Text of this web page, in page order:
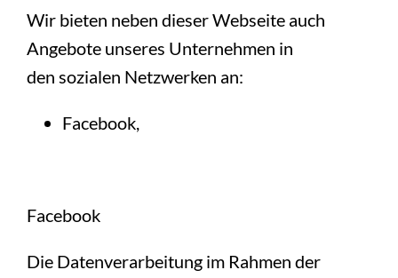
Wir bieten neben dieser Webseite auch
Angebote unseres Unternehmen in
den sozialen Netzwerken an:
Facebook,
Facebook
Die Datenverarbeitung im Rahmen der